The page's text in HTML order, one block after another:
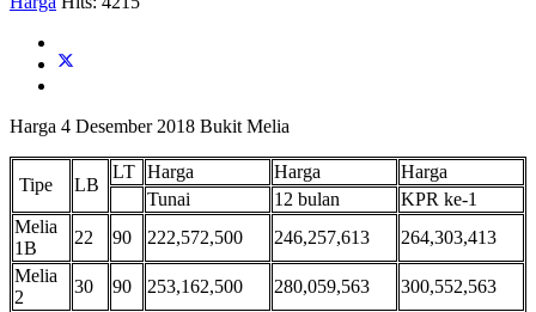
Harga 4 Desember 2018 Bukit Melia
Tipe LB
LT Harga Harga
Harga
Tunai
12 bulan
KPR ke-1
Melia
1B
22 90 222,572,500 246,257,613
264,303,413
Melia
2
30 90 253,162,500 280,059,563
300,552,563